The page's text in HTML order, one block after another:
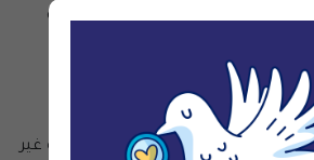
– ومنع أقاربنا من السفر، دون
أمر غير قانوني وقاسي بشكل لا
على الوقف الفوري لهذه الممارسة غير